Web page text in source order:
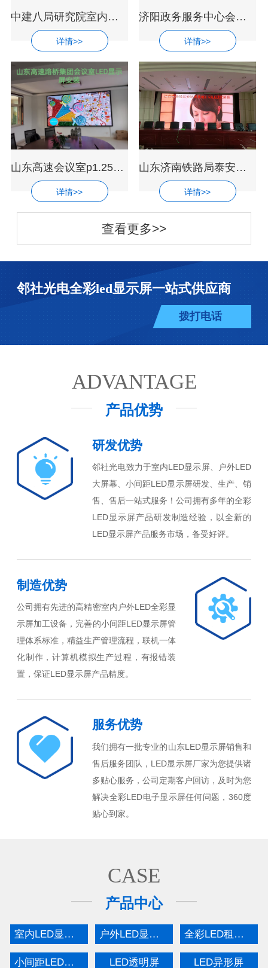
中建八局研究院室内超高清P1.25LED显示屏
详情>>
济阳政务服务中心会议室led全彩显示屏安
详情>>
山东高速会议室p1.25超高清led显示屏厂家
详情>>
山东济南铁路局泰安培训基地P1.53小间距
详情>>
查看更多>>
邻社光电全彩led显示屏一站式供应商
拨打电话
ADVANTAGE
产品优势
研发优势
邻社光电致力于室内LED显示屏、户外LED
大屏幕、小间距LED显示屏研发、生产、销
售、售后一站式服务！公司拥有多年的全彩
LED显示屏产品研发制造经验，以全新的
LED显示屏产品服务市场，备受好评。
制造优势
公司拥有先进的高精密室内户外LED全彩显
示屏加工设备，完善的小间距LED显示屏管
理体系标准，精益生产管理流程，联机一体
化制作，计算机模拟生产过程，有报错装
置，保证LED显示屏产品精度。
服务优势
我们拥有一批专业的山东LED显示屏销售和
售后服务团队，LED显示屏厂家为您提供诸
多贴心服务，公司定期客户回访，及时为您
解决全彩LED电子显示屏任何问题，360度
贴心到家。
CASE
产品中心
室内LED显示屏 户外LED显示屏 全彩LED租赁屏
小间距LED显示屏 LED透明屏 LED异形屏